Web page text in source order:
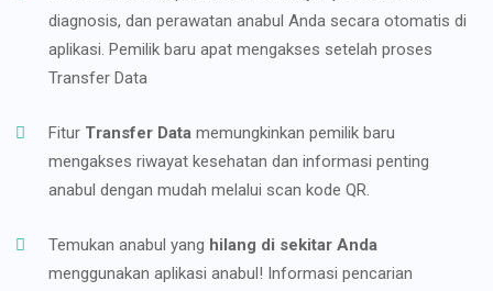
diagnosis, dan perawatan anabul Anda secara otomatis di
aplikasi. Pemilik baru apat mengakses setelah proses
Transfer Data
Fitur Transfer Data memungkinkan pemilik baru
mengakses riwayat kesehatan dan informasi penting
anabul dengan mudah melalui scan kode QR.
Temukan anabul yang hilang di sekitar Anda
menggunakan aplikasi anabul! Informasi pencarian